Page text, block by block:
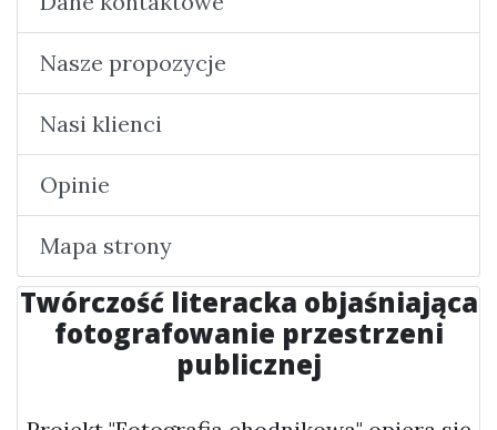
Nasze propozycje
Nasi klienci
Opinie
Mapa strony
Twórczość literacka objaśniająca
fotografowanie przestrzeni
publicznej